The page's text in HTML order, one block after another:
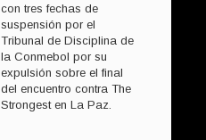
con tres fechas de
suspensión por el
Tribunal de Disciplina de
la Conmebol por su
expulsión sobre el final
del encuentro contra The
Strongest en La Paz.